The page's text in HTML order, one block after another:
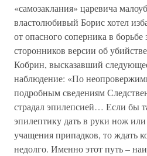
«самозаклания» царевича
властолюбивый Борис хотел
от опасного соперника в
сторонников версии об
Кобрин, высказавший
наблюдение: «По
подробным сведениям
страдал эпилепсией… Если бы
эпилептику дать в руки нож
учащения припадков, то ждать
недолго. Именно этот путь –